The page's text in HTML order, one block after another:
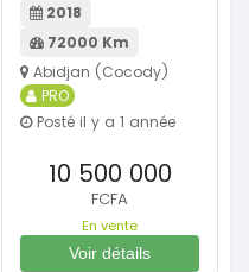
2018
72000 Km
Abidjan (Cocody)
PRO
Posté il y a 1 année
10 500 000
FCFA
En vente
Voir détails